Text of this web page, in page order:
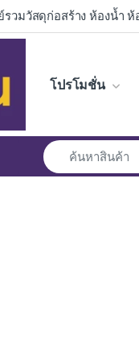
วมวัสดุก่อสร้าง ห้องน้ำ ห้
โปรโมชั่น